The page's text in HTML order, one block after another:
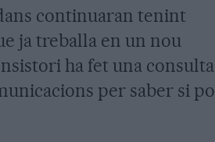
continuaran tenint
ja treballa en un nou
ha fet una
per saber si